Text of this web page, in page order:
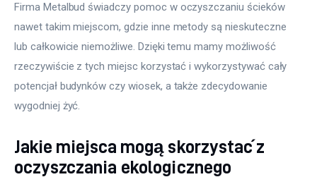
Firma Metalbud świadczy pomoc w oczyszczaniu ścieków
nawet takim miejscom, gdzie inne metody są nieskuteczne
lub całkowicie niemożliwe. Dzięki temu mamy możliwość
rzeczywiście z tych miejsc korzystać i wykorzystywać cały
potencjał budynków czy wiosek, a także zdecydowanie
wygodniej żyć.
Jakie miejsca mogą skorzystać z
oczyszczania ekologicznego